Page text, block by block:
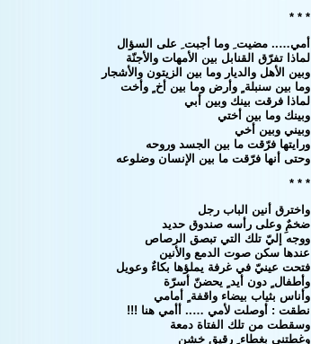
* * *
أمي….. مضيت ِ وما أجبت ِ على السؤال
لماذا تفرّق القنابل بين الأمهات والأجنّة
وبين الأهل والديار وما بين الزيتون والأشجار
وما بين سنبلة ٍ وأرض وما بين أخ ٍ وأخت
لماذا فرقت بينك وبين أبي
وبينك وما بين أختي
وبيني وبين أخي
ورايتها فرّقت ما بين الجسد وروحه
وحتى أنها فرّقت ما بين الإنسان وضلوعه
* * *
واخترق أنين الباب رجل
ضخمٌِ وعلى رأسه صندوق حديد
ووجه إليّ تلك التي تبصق الرصاص
عندها سكن صوت الدمع والأنين
فتحت عينيّ في غرفة يملؤها بكاءٌ وعويل
وأطفال ٍ دون أيد ٍ يحضنّ أسرّة
وأناس بثياب بيضاء واقفة ٍ أمامي
نطقت : أوصلت لأمي ….. أأمي هنا !!!
وسقطت من تلك الفتاة دمعة
وغطتني بغطاء ٍ رقيق خشن